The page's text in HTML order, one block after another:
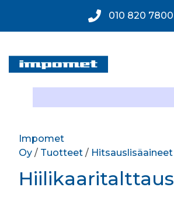
010 820 7800
Impomet
Oy / Tuotteet / Hitsauslisäaineet
Hiilikaaritalttaus